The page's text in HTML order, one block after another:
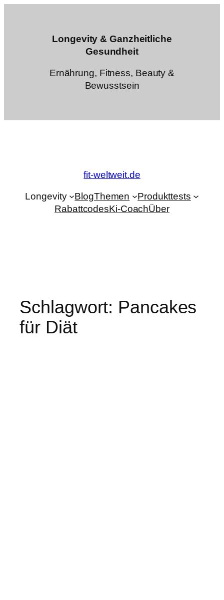
Longevity & Ganzheitliche
Gesundheit
Ernährung, Fitness, Beauty &
Bewusstsein
fit-weltweit.de
Longevity BlogThemen
Produkttests
RabattcodesKi-CoachÜber
Schlagwort: Pancakes
für Diät